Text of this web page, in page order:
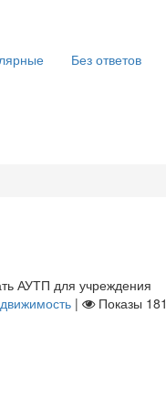
Без ответов
АУТП для учреждения
| Показы 181